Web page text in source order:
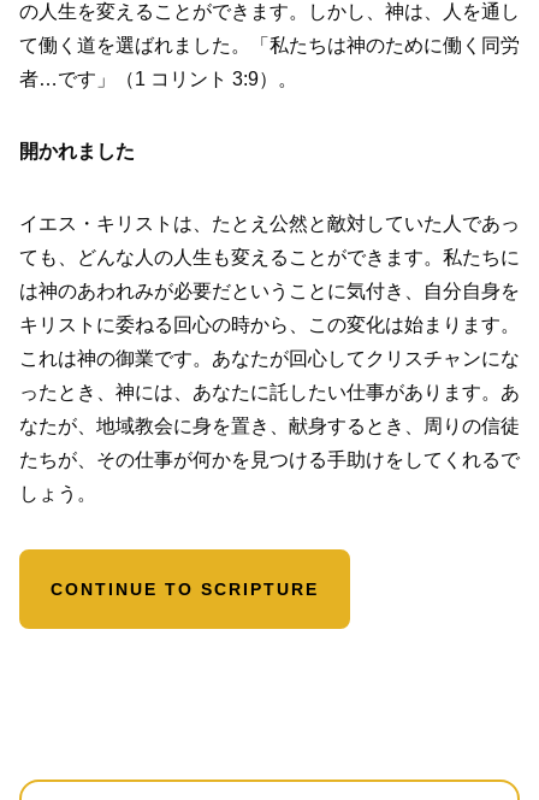
の人生を変えることができます。しかし、神は、人を通し
て働く道を選ばれました。「私たちは神のために働く同労
者…です」（1 コリント 3:9）。
開かれました
イエス・キリストは、たとえ公然と敵対していた人であっ
ても、どんな人の人生も変えることができます。私たちに
は神のあわれみが必要だということに気付き、自分自身を
キリストに委ねる回心の時から、この変化は始まります。
これは神の御業です。あなたが回心してクリスチャンにな
ったとき、神には、あなたに託したい仕事があります。あ
なたが、地域教会に身を置き、献身するとき、周りの信徒
たちが、その仕事が何かを見つける手助けをしてくれるで
しょう。
CONTINUE TO SCRIPTURE